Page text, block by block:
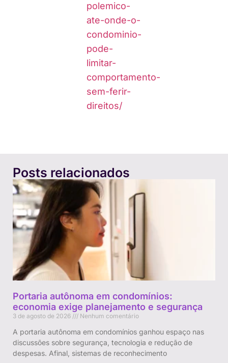
polemico-
ate-onde-o-
condominio-
pode-
limitar-
comportamento-
sem-ferir-
direitos/
Posts relacionados
Portaria autônoma em condomínios:
economia exige planejamento e segurança
3 de agosto de 2026 Nenhum comentário
A portaria autônoma em condomínios ganhou espaço nas
discussões sobre segurança, tecnologia e redução de
despesas. Afinal, sistemas de reconhecimento